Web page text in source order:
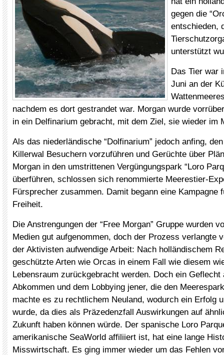
gegen die
entschieden,
unterstützt
Das Tier war
Juni an der
nachdem es dort gestrandet war. Morgan wurde
in ein Delfinarium gebracht, mit dem Ziel, sie wieder im
Als das niederländische “Dolfinarium” jedoch anfing,
Killerwal Besuchern vorzuführen und Gerüchte über
Morgan in den umstrittenen Vergüngungspark “Loro
überführen, schlossen sich renommierte Meerestier-
Fürsprecher zusammen. Damit begann eine Kampagne
Freiheit.
Die Anstrengungen der “Free Morgan” Gruppe wurden
Medien gut aufgenommen, doch der Prozess verlangte
der Aktivisten aufwendige Arbeit: Nach holländischem
geschützte Arten wie Orcas in einem Fall wie diesem
Lebensraum zurückgebracht werden. Doch ein Geflecht
Abkommen und dem Lobbying jener, die den
machte es zu rechtlichem Neuland, wodurch ein Erfolg
wurde, da dies als Präzedenzfall Auswirkungen auf
Zukunft haben können würde. Der spanische Loro
amerikanische SeaWorld affiliiert ist, hat eine lange
Misswirtschaft. Es ging immer wieder um das Fehlen